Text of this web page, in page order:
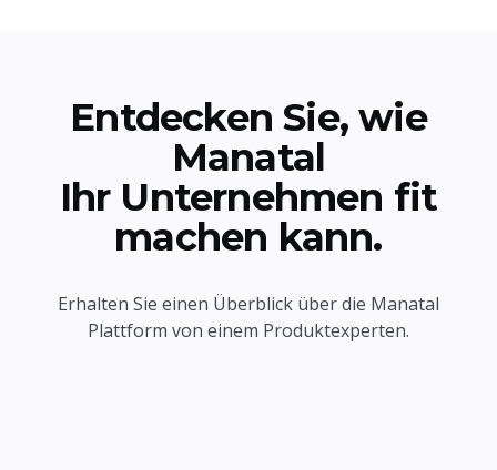
Entdecken Sie, wie
Manatal
Ihr Unternehmen fit
machen kann.
Erhalten Sie einen Überblick über die Manatal
Plattform von einem Produktexperten.